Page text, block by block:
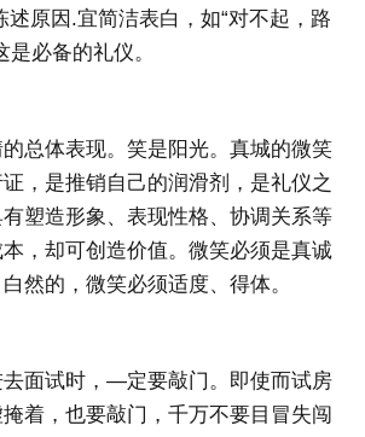
述原因.宜简洁表白，如“对不起，路
是必备的礼仪。
总体表现。笑是阳光。真城的微笑
，是推销自己的润滑剂，是礼仪之
塑造形象、表现性格、协调关系等
，却可创造价值。微笑必须是真诚
然的，微笑必须适度、得体。
去面试时，—定要敲门。即使而试房
着，也要敲门，千万不要目冒失闯